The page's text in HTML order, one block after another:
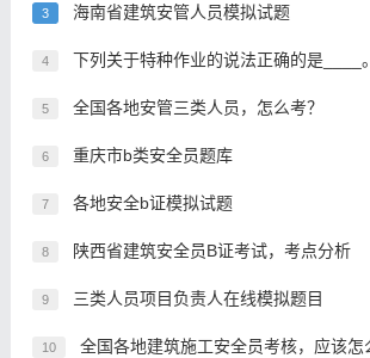
3 海南省建筑安管人员模拟试题
4 下列关于特种作业的说法正确的是____。
5 全国各地安管三类人员，怎么考？
6 重庆市b类安全员题库
7 各地安全b证模拟试题
8 陕西省建筑安全员B证考试，考点分析
9 三类人员项目负责人在线模拟题目
10 全国各地建筑施工安全员考核，应该怎